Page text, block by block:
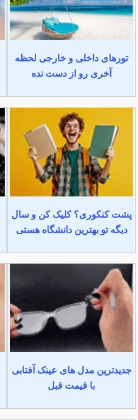
تورهای داخلی و خارجی لحظه
آخری رو از دست نده
پشت کنکوری؟ کلیک کن و سال
دیگه تو بهترین دانشگاه هستی
جدیدترین مدل های عینک آفتابی
با قیمت قبل